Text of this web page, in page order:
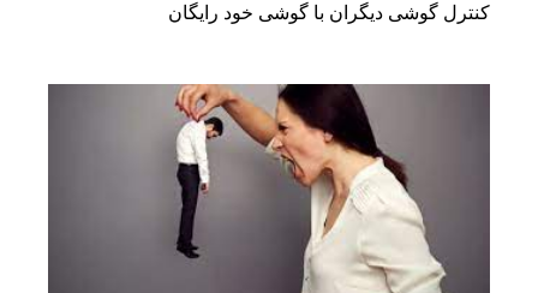
کنترل گوشی دیگران با گوشی خود رایگان